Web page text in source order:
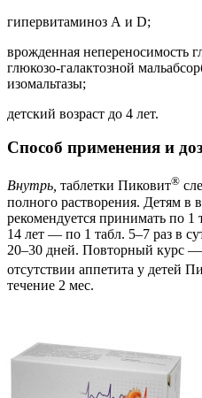
гипервитаминоз А и D;
врожденная непереносимость
глюкозо-галактозной
изомальтазы;
детский возраст до 4 лет.
Способ применения и
Внутрь, таблетки Пиковит®
полного растворения. Детям в
рекомендуется принимать по 1
14 лет — по 1 табл. 5–7 раз в
20–30 дней. Повторный курс
отсутствии аппетита у детей
течение 2 мес.